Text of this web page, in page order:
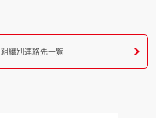
組織別連絡先一覧